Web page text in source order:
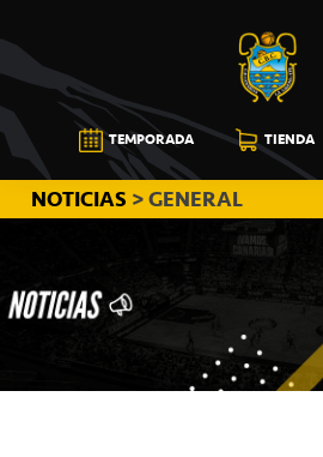
a
la
navegación
principal
al
contenido
principal
a
la
barra
lateral
principal
CB
CANARIAS
TEMPORADA TIENDA
NOTICIAS > GENERAL